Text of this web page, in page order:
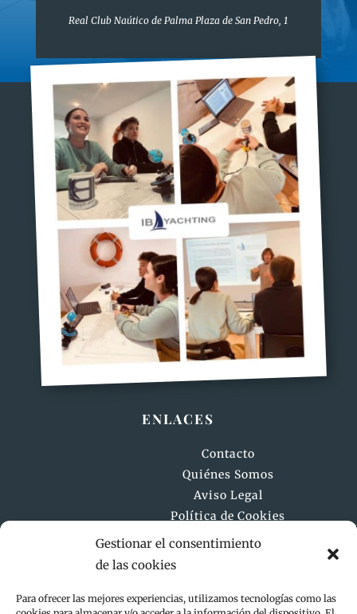
Gestionar el consentimiento
de las cookies
Para ofrecer las mejores experiencias, utilizamos tecnologías como las
Real Club Naútico de Palma Plaza de San Pedro, 1
ENLACES
Contacto
Quiénes Somos
Aviso Legal
Política de Cookies
Política de Privacidad
Declaración de accesibilidad